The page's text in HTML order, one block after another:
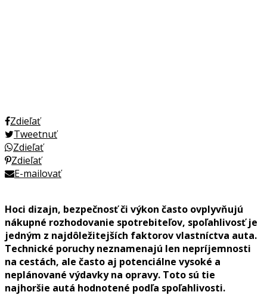
Zdieľať
Tweetnuť
Zdieľať
Zdieľať
E-mailovať
Hoci dizajn, bezpečnosť či výkon často ovplyvňujú
nákupné rozhodovanie spotrebiteľov, spoľahlivosť je
jedným z najdôležitejších faktorov vlastníctva auta.
Technické poruchy neznamenajú len nepríjemnosti
na cestách, ale často aj potenciálne vysoké a
neplánované výdavky na opravy. Toto sú tie
najhoršie autá hodnotené podľa spoľahlivosti.